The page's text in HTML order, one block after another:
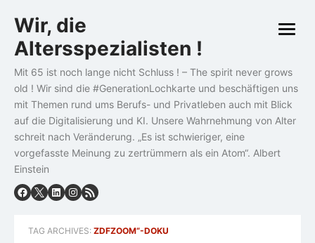
to
content
Wir, die
Altersspezialisten !
Mit 65 ist noch lange nicht Schluss ! – The spirit never grows
old ! Wir sind die #GenerationLochkarte und beschäftigen uns
mit Themen rund ums Berufs- und Privatleben auch mit Blick
auf die Digitalisierung und KI. Unsere Wahrnehmung von Alter
schreit nach Veränderung. „Es ist schwieriger, eine
vorgefasste Meinung zu zertrümmern als ein Atom“. Albert
Einstein
open
TAG ARCHIVES: ZDFZOOM“-DOKU